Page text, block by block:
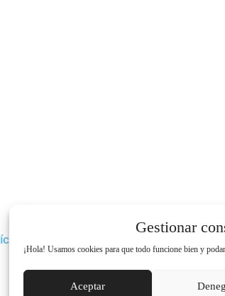
Gestionar
¡Hola! Usamos cookies para que todo funcione bien y
Aceptar
de la autora.